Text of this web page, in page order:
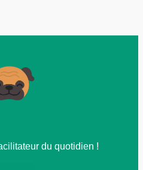
du quotidien !